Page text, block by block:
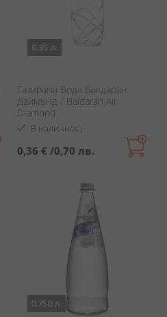
0.35 л.
Газирана Вода Балдаран
Даймънд / Baldaran Air
Diamond
В наличност
0,36 € /0,70 лв.
0.750 л.